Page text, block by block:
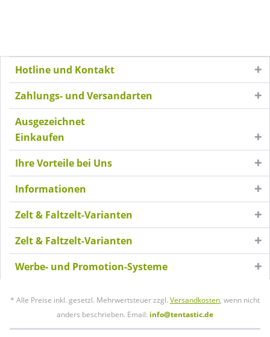
Hotline und Kontakt
Zahlungs- und Versandarten
Ausgezeichnet
Einkaufen
Ihre Vorteile bei Uns
Informationen
Zelt & Faltzelt-Varianten
Zelt & Faltzelt-Varianten
Werbe- und Promotion-Systeme
* Alle Preise inkl. gesetzl. Mehrwertsteuer zzgl. Versandkosten, wenn nicht
anders beschrieben. Email: info@tentastic.de